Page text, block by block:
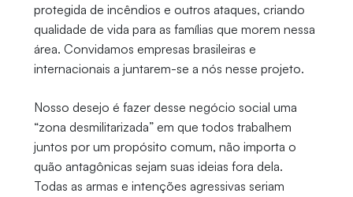
protegida de incêndios e outros ataques, criando
qualidade de vida para as famílias que morem nessa
área. Convidamos empresas brasileiras e
internacionais a juntarem-se a nós nesse projeto.
Nosso desejo é fazer desse negócio social uma
“zona desmilitarizada” em que todos trabalhem
juntos por um propósito comum, não importa o
quão antagônicas sejam suas ideias fora dela.
Todas as armas e intenções agressivas seriam